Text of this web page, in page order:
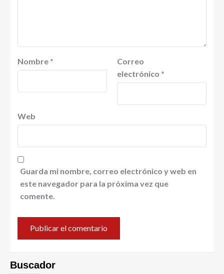
Nombre *
Correo
electrónico *
Web
Guarda mi nombre, correo electrónico y web en
este navegador para la próxima vez que
comente.
Buscador